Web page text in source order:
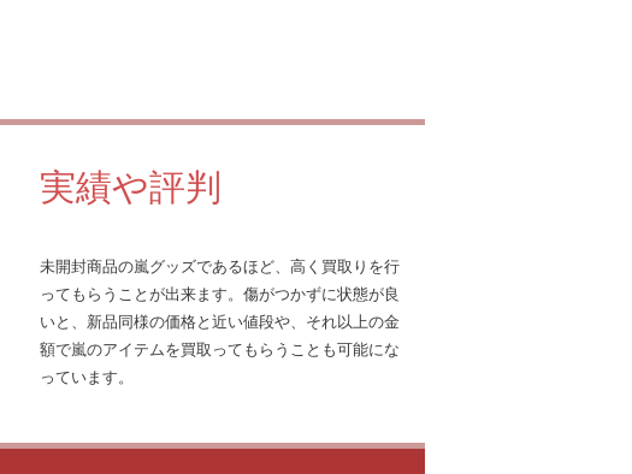
実績や評判
未開封商品の嵐グッズであるほど、高く買取りを行
ってもらうことが出来ます。傷がつかずに状態が良
いと、新品同様の価格と近い値段や、それ以上の金
額で嵐のアイテムを買取ってもらうことも可能にな
っています。